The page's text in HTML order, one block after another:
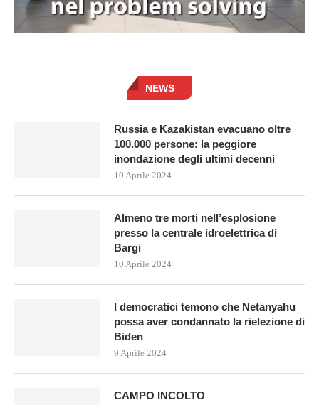
NEWS
Russia e Kazakistan evacuano oltre
100.000 persone: la peggiore
inondazione degli ultimi decenni
10 Aprile 2024
Almeno tre morti nell’esplosione
presso la centrale idroelettrica di
Bargi
10 Aprile 2024
I democratici temono che Netanyahu
possa aver condannato la rielezione di
Biden
9 Aprile 2024
CAMPO INCOLTO